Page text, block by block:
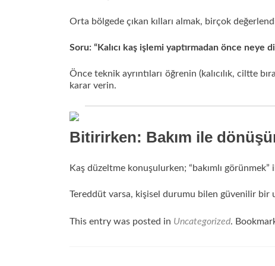
Orta bölgede çıkan kılları almak, birçok
Soru: “Kalıcı kaş işlemi yaptırmadan önce neye
Önce teknik ayrıntıları öğrenin (kalıcılık, ciltte
karar verin.
Bitirirken: Bakım ile
Kaş düzeltme konuşulurken; “bakımlı görünmek”
Tereddüt varsa, kişisel durumu bilen güvenilir bir
This entry was posted in Uncategorized.